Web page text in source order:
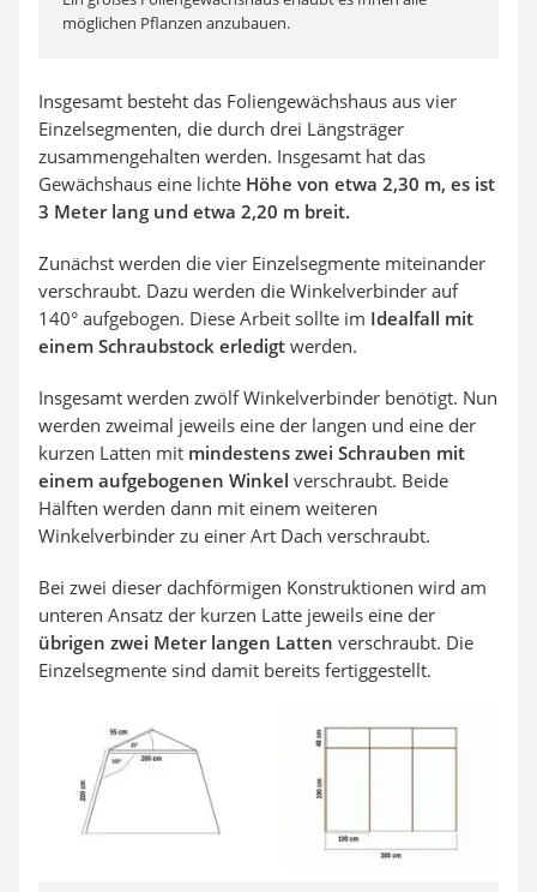
möglichen Pflanzen anzubauen.
Insgesamt besteht das Foliengewächshaus aus vier
Einzelsegmenten, die durch drei Längsträger
zusammengehalten werden. Insgesamt hat das
Gewächshaus eine lichte Höhe von etwa 2,30 m, es ist
3 Meter lang und etwa 2,20 m breit.
Zunächst werden die vier Einzelsegmente miteinander
verschraubt. Dazu werden die Winkelverbinder auf
140° aufgebogen. Diese Arbeit sollte im Idealfall mit
einem Schraubstock erledigt werden.
Insgesamt werden zwölf Winkelverbinder benötigt. Nun
werden zweimal jeweils eine der langen und eine der
kurzen Latten mit mindestens zwei Schrauben mit
einem aufgebogenen Winkel verschraubt. Beide
Hälften werden dann mit einem weiteren
Winkelverbinder zu einer Art Dach verschraubt.
Bei zwei dieser dachförmigen Konstruktionen wird am
unteren Ansatz der kurzen Latte jeweils eine der
übrigen zwei Meter langen Latten verschraubt. Die
Einzelsegmente sind damit bereits fertiggestellt.